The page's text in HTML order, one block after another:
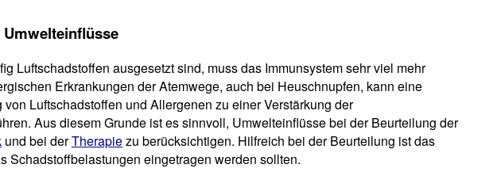
Luftschadstoffen ausgesetzt sind, muss das Immunsystem sehr viel mehr
Erkrankungen der Atemwege, auch bei Heuschnupfen, kann eine
Luftschadstoffen und Allergenen zu einer Verstärkung der
Aus diesem Grunde ist es sinnvoll, Umwelteinflüsse bei der Beurteilung der
und bei derTherapiezu berücksichtigen. Hilfreich bei der Beurteilung ist das
Schadstoffbelastungen eingetragen werden sollten.